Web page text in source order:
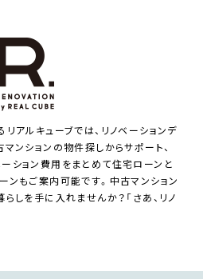
アルキューブでは、リノベーションデ
ンションの物件探しからサポート、
ション費用をまとめて住宅ローンと
ンもご案内可能です。中古マンション
しを手に入れませんか？「さあ、リノ